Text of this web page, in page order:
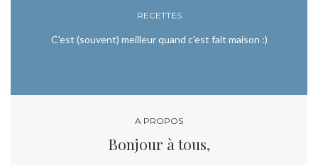
RECETTES
C'est (souvent) meilleur quand c'est fait maison :)
A PROPOS
Bonjour à tous,